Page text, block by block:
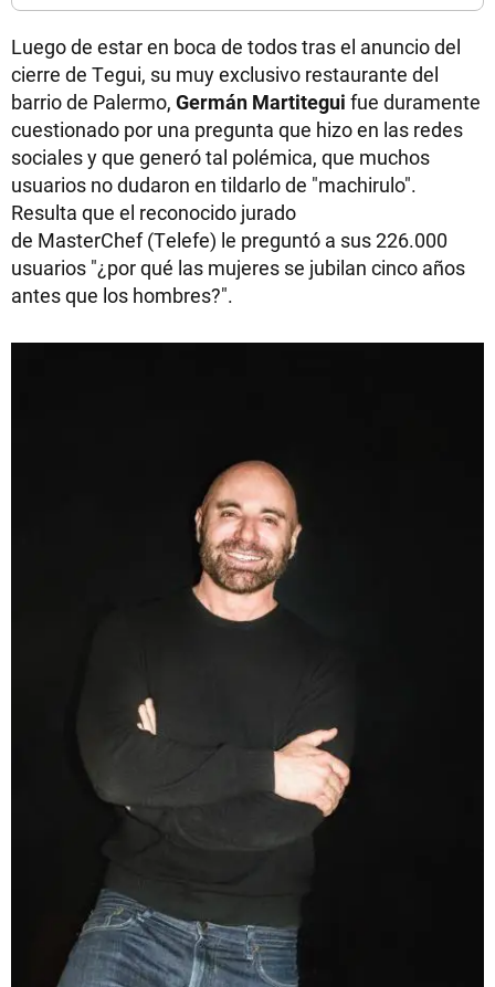
Luego de estar en boca de todos tras el anuncio del
cierre de Tegui, su muy exclusivo restaurante del
barrio de Palermo, Germán Martitegui fue duramente
cuestionado por una pregunta que hizo en las redes
sociales y que generó tal polémica, que muchos
usuarios no dudaron en tildarlo de "machirulo".
Resulta que el reconocido jurado
de MasterChef (Telefe) le preguntó a sus 226.000
usuarios "¿por qué las mujeres se jubilan cinco años
antes que los hombres?".